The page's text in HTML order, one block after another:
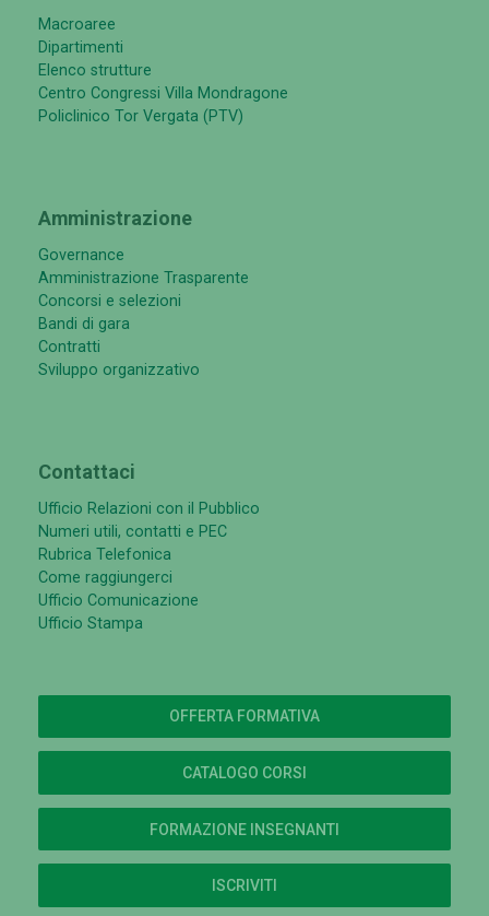
Macroaree
Dipartimenti
Elenco strutture
Centro Congressi Villa Mondragone
Policlinico Tor Vergata (PTV)
Amministrazione
Governance
Amministrazione Trasparente
Concorsi e selezioni
Bandi di gara
Contratti
Sviluppo organizzativo
Contattaci
Ufficio Relazioni con il Pubblico
Numeri utili, contatti e PEC
Rubrica Telefonica
Come raggiungerci
Ufficio Comunicazione
Ufficio Stampa
OFFERTA FORMATIVA
CATALOGO CORSI
FORMAZIONE INSEGNANTI
ISCRIVITI